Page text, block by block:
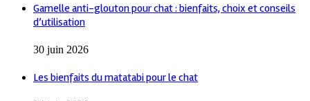
Gamelle anti-glouton pour chat : bienfaits, choix et conseils
d’utilisation
30 juin 2026
Les bienfaits du matatabi pour le chat